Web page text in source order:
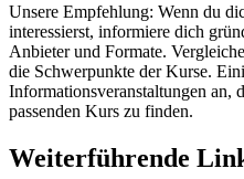
Unsere Empfehlung: Wenn du
interessierst, informiere dich
Anbieter und Formate.
die Schwerpunkte der Kurse.
Informationsveranstaltungen an,
passenden Kurs zu finden.
Weiterführende